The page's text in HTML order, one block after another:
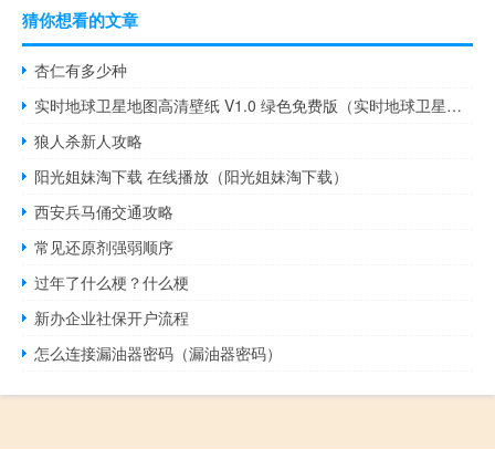
猜你想看的文章
杏仁有多少种
实时地球卫星地图高清壁纸 V1.0 绿色免费版（实时地球卫星地图高清壁纸 V1.0 绿色免费版功能简介）
狼人杀新人攻略
阳光姐妹淘下载 在线播放（阳光姐妹淘下载）
西安兵马俑交通攻略
常见还原剂强弱顺序
过年了什么梗？什么梗
新办企业社保开户流程
怎么连接漏油器密码（漏油器密码）